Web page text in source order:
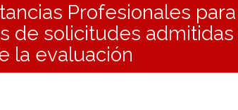
Profesionales
de solicitudes
la evaluación